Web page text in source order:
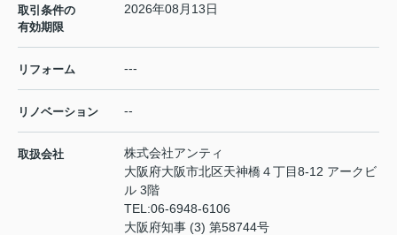
取引条件の
有効期限
2026年08月13日
リフォーム ---
リノベーション --
取扱会社
株式会社アンティ
大阪府大阪市北区天神橋４丁目8-12 アークビ
ル 3階
TEL:06-6948-6106
大阪府知事 (3) 第58744号